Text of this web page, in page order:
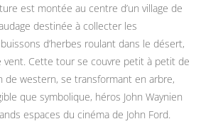
est montée au centre d’un village de
destinée à collecter les
d’herbes roulant dans le désert,
vent. Cette tour se couvre petit à petit de
de western, se transformant en arbre,
que symbolique, héros John Waynien
espaces du cinéma de John Ford.